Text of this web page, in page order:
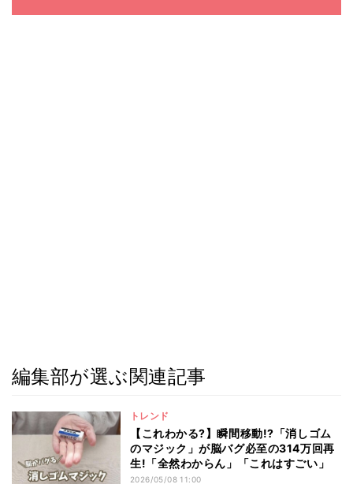
編集部が選ぶ関連記事
トレンド
【これわかる?】瞬間移動!?「消しゴム
のマジック」が脳バグ必至の314万回再
生!「全然わからん」「これはすごい」
2026/05/08 11:00